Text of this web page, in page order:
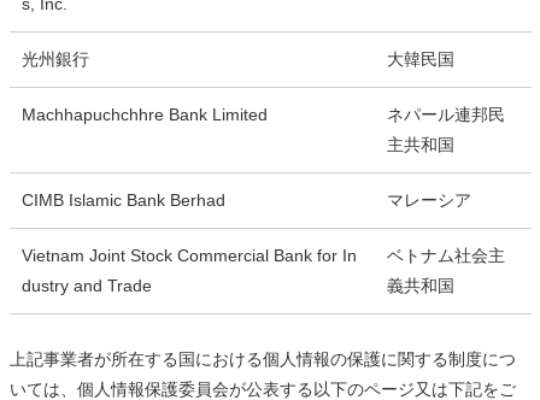
光州銀行 大韓民国
Machhapuchchhre Bank Limited
ネパール連邦民
主共和国
CIMB Islamic Bank Berhad マレーシア
Vietnam Joint Stock Commercial Bank for In
dustry and Trade
ベトナム社会主
義共和国
上記事業者が所在する国における個人情報の保護に関する制度につ
いては、個人情報保護委員会が公表する以下のページ又は下記をご